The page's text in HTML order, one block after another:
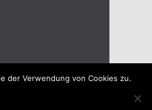
der Verwendung von Cookies zu.